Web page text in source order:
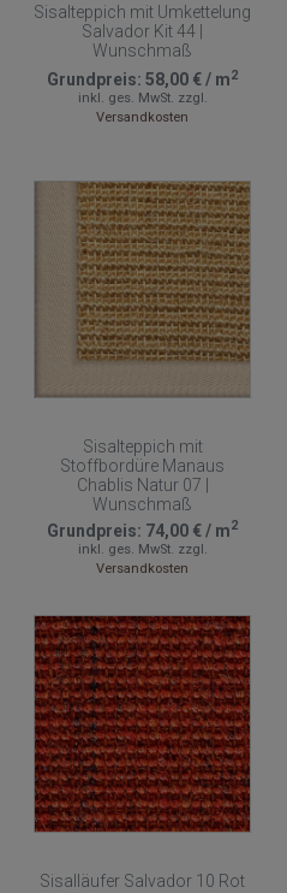
Sisalteppich mit Umkettelung
Salvador Kit 44 |
Wunschmaß
Grundpreis: 58,00 €/ m2
inkl. ges. MwSt. zzgl.
Versandkosten
Sisalteppich mit
Stoffbordüre Manaus
Chablis Natur 07 |
Wunschmaß
Grundpreis: 74,00 €/ m2
inkl. ges. MwSt. zzgl.
Versandkosten
Sisalläufer Salvador 10 Rot